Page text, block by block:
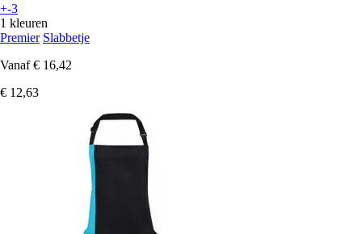
+-3
1 kleuren
Premier Slabbetje
Vanaf € 16,42
€ 12,63